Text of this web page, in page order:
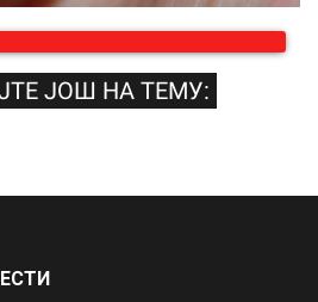
ЈОШ НА ТЕМУ: